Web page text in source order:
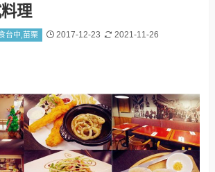
理
台中,苗栗 2017-12-23 2021-11-26